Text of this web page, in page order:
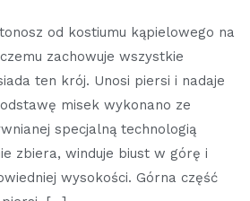
od kostiumu kąpielowego na
zachowuje wszystkie
ten krój. Unosi piersi i nadaje
misek wykonano ze
specjalną technologią
zbiera, winduje biust w górę i
wysokości. Górna część